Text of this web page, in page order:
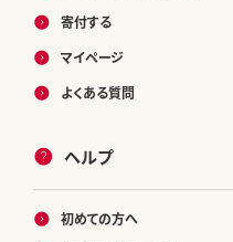
寄付する
マイページ
よくある質問
ヘルプ
初めての方へ